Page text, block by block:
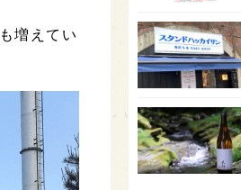
増えてい
全蔵めぐり 1
1 熊本県
イギリス 1 ノ
歌舞伎町 1 沖
saketimes_image_4